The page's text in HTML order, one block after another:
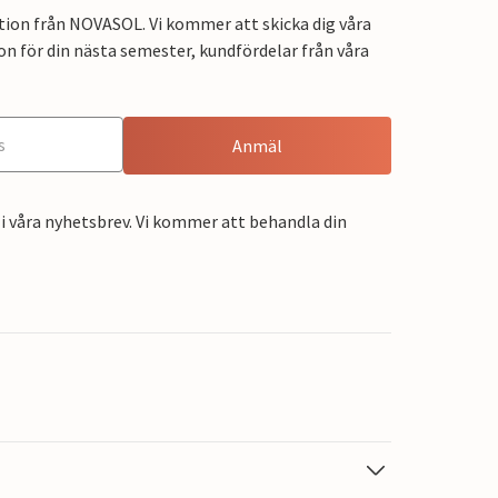
från NOVASOL. Vi kommer att skicka dig våra
för din nästa semester, kundfördelar från våra
Anmäl
nyhetsbrev. Vi kommer att behandla din